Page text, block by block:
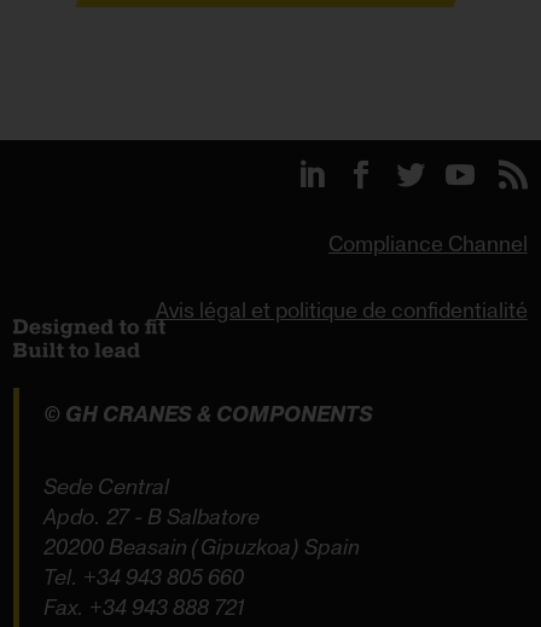
Compliance Channel
Avis légal et politique de confidentialité
© GH CRANES & COMPONENTS
Sede Central
Apdo. 27 - B Salbatore
20200 Beasain (Gipuzkoa) Spain
Tel. +34 943 805 660
Fax. +34 943 888 721